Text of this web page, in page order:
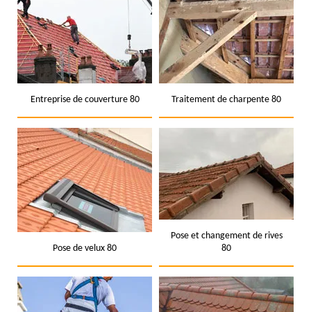
Entreprise de couverture 80 Traitement de charpente 80
Pose de velux 80
Pose et changement de rives
80